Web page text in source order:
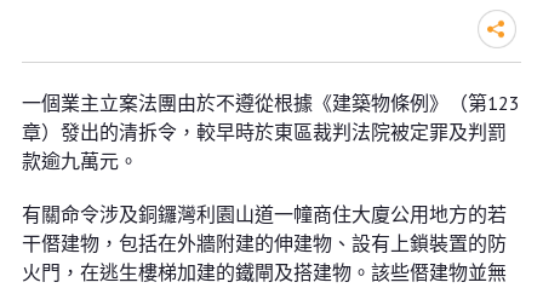
業主立案法團不遵從清拆令被罰款
逾九萬元
一個業主立案法團由於不遵從根據《建築物條例》（第123
章）發出的清拆令，較早時於東區裁判法院被定罪及判罰
款逾九萬元。
有關命令涉及銅鑼灣利園山道一幢商住大廈公用地方的若
干僭建物，包括在外牆附建的伸建物、設有上鎖裝置的防
火門，在逃生樓梯加建的鐵閘及搭建物。該些僭建物並無